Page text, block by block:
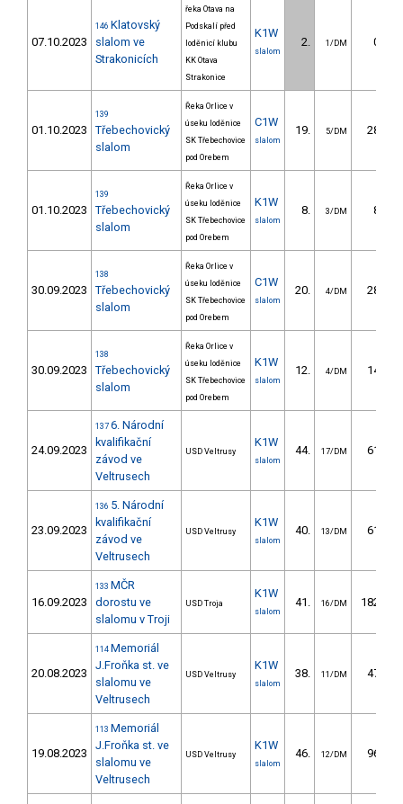
07.10.2023
146 Klatovský
slalom ve
Strakonicích
řeka Otava na
Podskalí před
loděnicí klubu
KK Otava
Strakonice
K1W
slalom
2. 1/DM 0.50
01.10.2023
139
Třebechovický
slalom
Řeka Orlice v
úseku loděnice
SK Třebechovice
pod Orebem
C1W
slalom
19. 5/DM 28.40
01.10.2023
139
Třebechovický
slalom
Řeka Orlice v
úseku loděnice
SK Třebechovice
pod Orebem
K1W
slalom
8. 3/DM 8.60
30.09.2023
138
Třebechovický
slalom
Řeka Orlice v
úseku loděnice
SK Třebechovice
pod Orebem
C1W
slalom
20. 4/DM 28.30
30.09.2023
138
Třebechovický
slalom
Řeka Orlice v
úseku loděnice
SK Třebechovice
pod Orebem
K1W
slalom
12. 4/DM 14.90
24.09.2023
137 6. Národní
kvalifikační
závod ve
Veltrusech
USD Veltrusy
K1W
slalom
44. 17/DM 61.98
23.09.2023
136 5. Národní
kvalifikační
závod ve
Veltrusech
USD Veltrusy
K1W
slalom
40. 13/DM 61.05
16.09.2023
133 MČR
dorostu ve
slalomu v Troji
USD Troja
K1W
slalom
41. 16/DM 182.45
20.08.2023
114 Memoriál
J.Froňka st. ve
slalomu ve
Veltrusech
USD Veltrusy
K1W
slalom
38. 11/DM 47.46
19.08.2023
113 Memoriál
J.Froňka st. ve
slalomu ve
Veltrusech
USD Veltrusy
K1W
slalom
46. 12/DM 96.67